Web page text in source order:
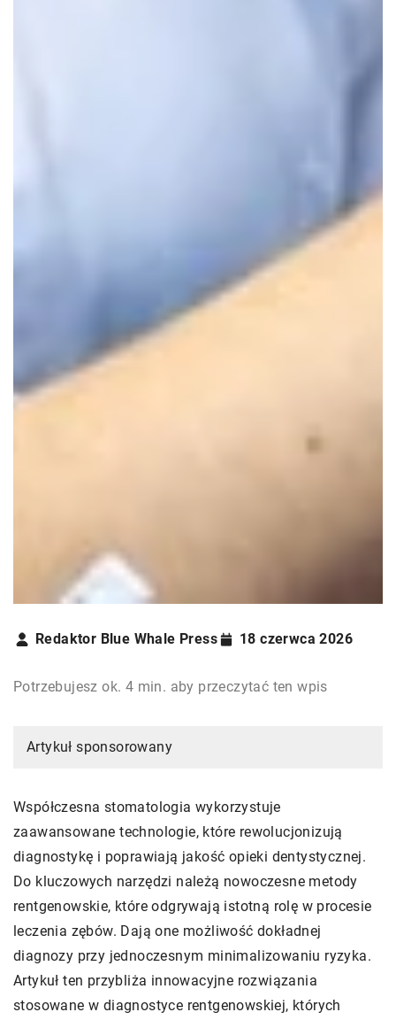
Redaktor Blue Whale Press 18 czerwca 2026
Potrzebujesz ok. 4 min. aby przeczytać ten wpis
Artykuł sponsorowany
Współczesna stomatologia wykorzystuje
zaawansowane technologie, które rewolucjonizują
diagnostykę i poprawiają jakość opieki dentystycznej.
Do kluczowych narzędzi należą nowoczesne metody
rentgenowskie, które odgrywają istotną rolę w procesie
leczenia zębów. Dają one możliwość dokładnej
diagnozy przy jednoczesnym minimalizowaniu ryzyka.
Artykuł ten przybliża innowacyjne rozwiązania
stosowane w diagnostyce rentgenowskiej, których